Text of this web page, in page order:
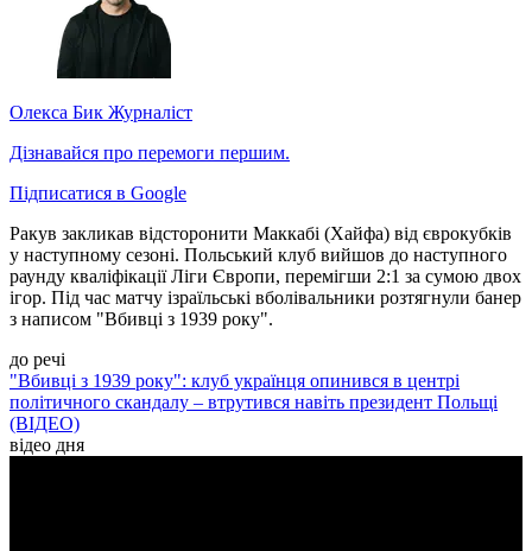
Олекса Бик Журналіст
Дізнавайся про перемоги першим.
Підписатися в Google
Ракув закликав відсторонити Маккабі (Хайфа) від єврокубків
у наступному сезоні. Польський клуб вийшов до наступного
раунду кваліфікації Ліги Європи, перемігши 2:1 за сумою двох
ігор. Під час матчу ізраїльські вболівальники розтягнули банер
з написом "Вбивці з 1939 року".
до речі
"Вбивці з 1939 року": клуб українця опинився в центрі
політичного скандалу – втрутився навіть президент Польщі
(ВІДЕО)
відео дня